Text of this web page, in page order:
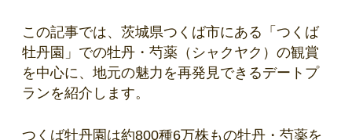
この記事では、茨城県つくば市にある「つくば
牡丹園」での牡丹・芍薬（シャクヤク）の観賞
を中心に、地元の魅力を再発見できるデートプ
ランを紹介します。
つくば牡丹園は約800種6万株もの牡丹・芍薬を